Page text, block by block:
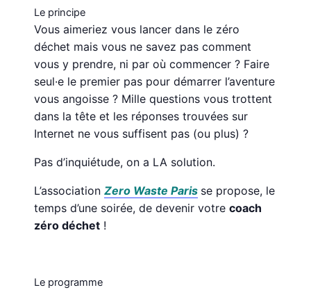
Le principe
Vous aimeriez vous lancer dans le zéro
déchet mais vous ne savez pas comment
vous y prendre, ni par où commencer ? Faire
seul·e le premier pas pour démarrer l’aventure
vous angoisse ? Mille questions vous trottent
dans la tête et les réponses trouvées sur
Internet ne vous suffisent pas (ou plus) ?
Pas d’inquiétude, on a LA solution.
L’associationZero Waste Paris se propose, le
temps d’une soirée, de devenir votrecoach
zéro déchet !
Le programme